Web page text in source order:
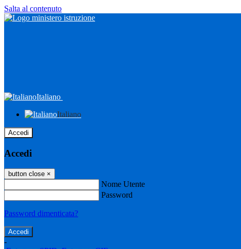
Salta al contenuto
Italiano
Italiano
Accedi
Accedi
button close ×
Nome Utente
Password
Password dimenticata?
-